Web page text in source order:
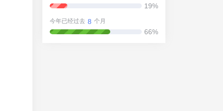
19%
今年已经过去 8 个月
66%